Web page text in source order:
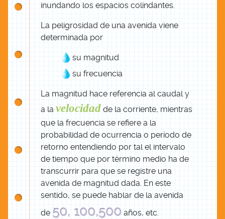
inundando los espacios colindantes.
La peligrosidad de una avenida viene
determinada por
su magnitud
su frecuencia
La magnitud hace referencia al caudal y
a la velocidad de la corriente, mientras
que la frecuencia se refiere a la
probabilidad de ocurrencia o período de
retorno entendiendo por tal el intervalo
de tiempo que por término medio ha de
transcurrir para que se registre una
avenida de magnitud dada. En este
sentido, se puede hablar de la avenida
de 50, 100,500 años, etc.